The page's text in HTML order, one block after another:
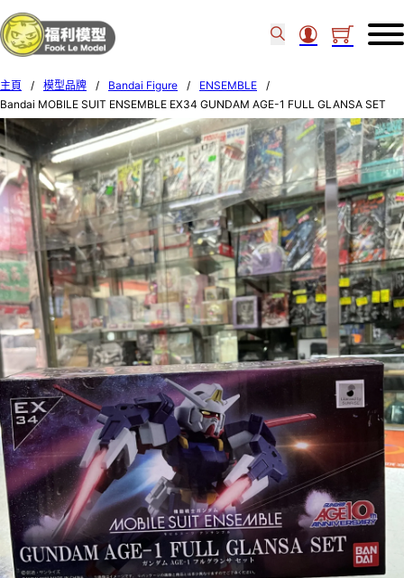
主頁 / 模型品牌 / Bandai Figure / ENSEMBLE
/
Bandai MOBILE SUIT ENSEMBLE EX34 GUNDAM AGE-1 FULL GLANSA SET
72013